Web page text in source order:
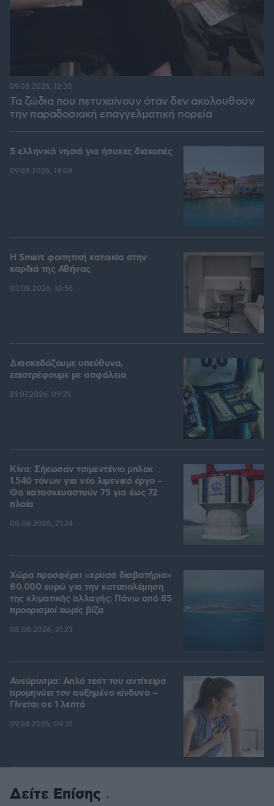
Τα ζώδια που πετυχαίνουν όταν δεν ακολουθούν
την παραδοσιακή επαγγελματική πορεία
09.08.2026, 12:30
5 ελληνικά νησιά για ήσυχες διακοπές
09.08.2026, 14:08
Η Smart φοιτητική κατοικία στην
καρδιά της Αθήνας
03.08.2026, 10:56
Διασκεδάζουμε υπεύθυνα,
επιστρέφουμε με ασφάλεια
29.07.2026, 09:39
Κίνα: Σήκωσαν τσιμεντένιο μπλοκ
1.540 τόνων για νέο λιμενικό έργο –
Θα κατασκευαστούν 75 για έως 72
πλοία
08.08.2026, 21:24
Χώρα προσφέρει «χρυσά διαβατήρια»
80.000 ευρώ για την καταπολέμηση
της κλιματικής αλλαγής: Πάνω από 85
προορισμοί χωρίς βίζα
08.08.2026, 21:23
Ανεύρυσμα: Απλό τεστ του αντίχειρα
προμηνύει τον αυξημένο κίνδυνο –
Γίνεται σε 1 λεπτό
09.08.2026, 09:31
Δείτε Επίσης